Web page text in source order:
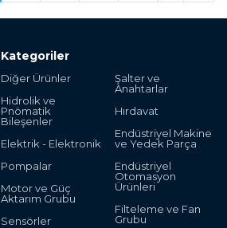
Kategoriler
Diğer Ürünler
Hidrolik ve
Pnömatik
Bileşenler
Elektrik - Elektronik
Pompalar
Motor ve Güç
Aktarım Grubu
Sensörler
Şalter ve
Anahtarlar
Hırdavat
Endüstriyel Makine
ve Yedek Parça
Endüstriyel
Otomasyon
Ürünleri
Filteleme ve Fan
Grubu